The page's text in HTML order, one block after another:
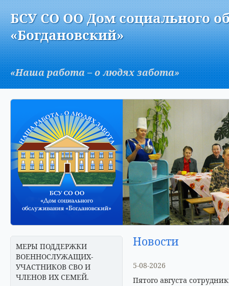
AБСУ СО ОО Дом социального
«Богдановский»
«Наша работа – о людях забота»
МЕРЫ ПОДДЕРЖКИ
ВОЕННОСЛУЖАЩИХ-
УЧАСТНИКОВ СВО И
ЧЛЕНОВ ИХ СЕМЕЙ.
Новости
5-08-2026
Пятого августа